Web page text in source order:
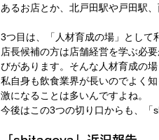
あるお店とか、北戸田駅や戸田駅
3つ目は、「人材育成の場」として
店長候補の方は店舗経営を学ぶ必
びがあります。そんな人材育成の
私自身も飲食業界が長いのでよく
激になることは多いんですよね。
今後はこの3つの切り口からも、「